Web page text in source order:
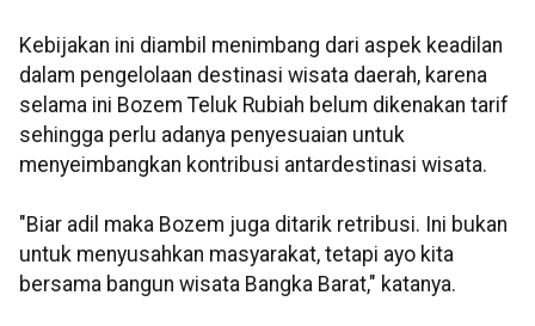
Kebijakan ini diambil menimbang dari aspek keadilan
dalam pengelolaan destinasi wisata daerah, karena
selama ini Bozem Teluk Rubiah belum dikenakan tarif
sehingga perlu adanya penyesuaian untuk
menyeimbangkan kontribusi antardestinasi wisata.
"Biar adil maka Bozem juga ditarik retribusi. Ini bukan
untuk menyusahkan masyarakat, tetapi ayo kita
bersama bangun wisata Bangka Barat," katanya.